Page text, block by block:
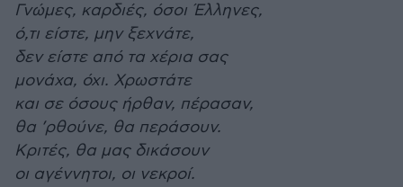
Γνώμες, καρδιές, όσοι Έλληνες,
ό,τι είστε, μην ξεχνάτε,
δεν είστε από τα χέρια σας
μονάχα, όχι. Χρωστάτε
και σε όσους ήρθαν, πέρασαν,
θα ’ρθούνε, θα περάσουν.
Κριτές, θα μας δικάσουν
οι αγέννητοι, οι νεκροί.